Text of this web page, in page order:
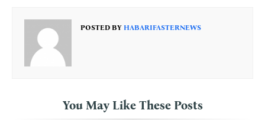
POSTED BY HABARIFASTERNEWS
You May Like These Posts